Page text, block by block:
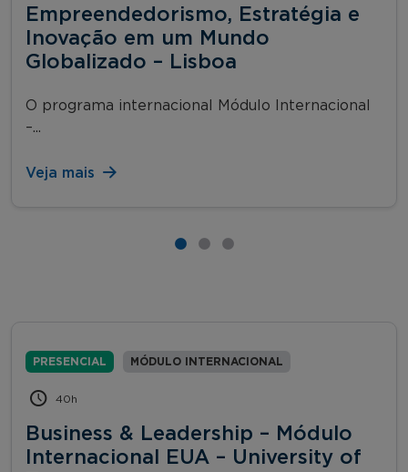
Empreendedorismo, Estratégia e
Inovação em um Mundo
Globalizado – Lisboa
O programa internacional Módulo Internacional
–...
Veja mais
PRESENCIAL MÓDULO INTERNACIONAL
40h
Business & Leadership – Módulo
Internacional EUA – University of